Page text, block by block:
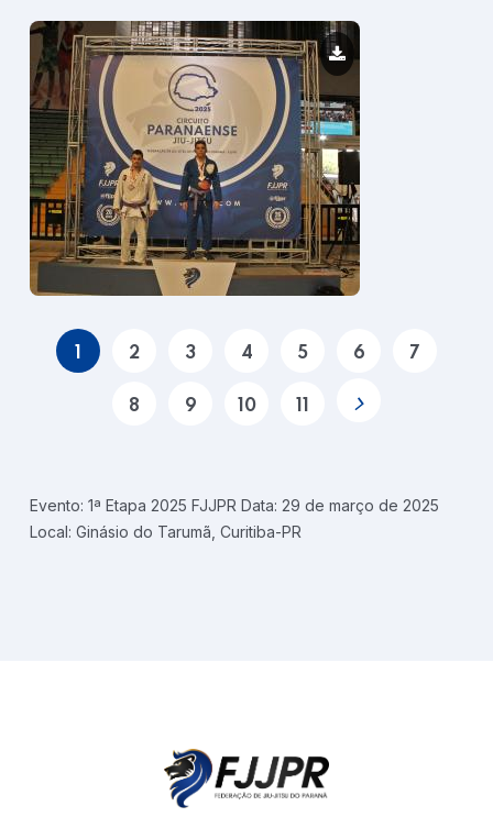
1 2 3 4 5 6 7
8 9 10 11
Evento: 1ª Etapa 2025 FJJPR Data: 29 de março de 2025
Local: Ginásio do Tarumã, Curitiba-PR